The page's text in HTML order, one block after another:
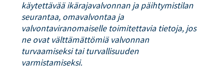
käytettävää ikärajavalvonnan ja päihtymistilan
seurantaa, omavalvontaa ja
valvontaviranomaiselle toimitettavia tietoja, jos
ne ovat välttämättömiä valvonnan
turvaamiseksi tai turvallisuuden
varmistamiseksi.